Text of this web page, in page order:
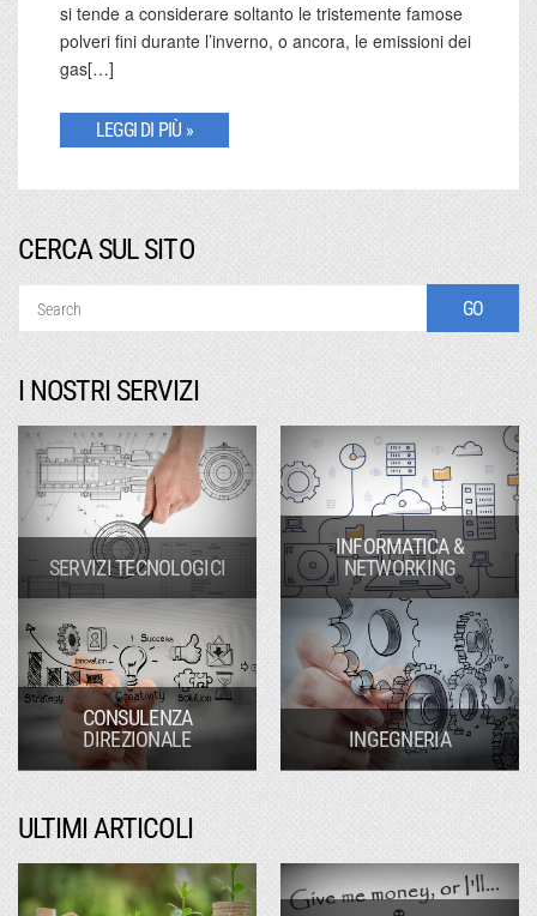
si tende a considerare soltanto le tristemente famose
polveri fini durante l’inverno, o ancora, le emissioni dei
gas[…]
LEGGI DI PIÙ »
CERCA SUL SITO
I NOSTRI SERVIZI
SERVIZI TECNOLOGICI
INFORMATICA &
NETWORKING
CONSULENZA
DIREZIONALE
INGEGNERIA
ULTIMI ARTICOLI